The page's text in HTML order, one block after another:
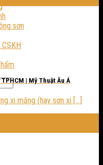
sơn
| Mỹ Thuật Âu Á
xi măng (hay sơn xi [...]